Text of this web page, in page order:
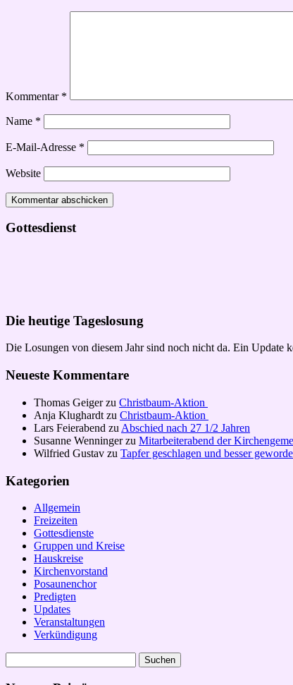
Kommentar *
Name *
E-Mail-Adresse *
Website
Gottesdienst
Die heutige Tageslosung
Die Losungen von diesem Jahr sind noch nicht da. Ein Update
Neueste Kommentare
Thomas Geigerzu Christbaum-Aktion
Anja Klughardt zu Christbaum-Aktion
Lars Feierabend zu Abschied nach 27 1/2 Jahren
Susanne Wenningerzu Mitarbeiterabend der
Wilfried Gustav zu Tapfer geschlagen und besser
Kategorien
Allgemein
Freizeiten
Gottesdienste
Gruppen und Kreise
Hauskreise
Kirchenvorstand
Posaunenchor
Predigten
Updates
Veranstaltungen
Verkündigung
nach: